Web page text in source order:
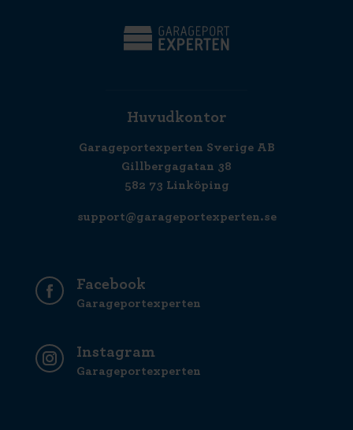
Huvudkontor
Garageportexperten Sverige AB
Gillbergagatan 38
582 73 Linköping
support@garageportexperten.se
Facebook
Garageportexperten
Instagram
Garageportexperten